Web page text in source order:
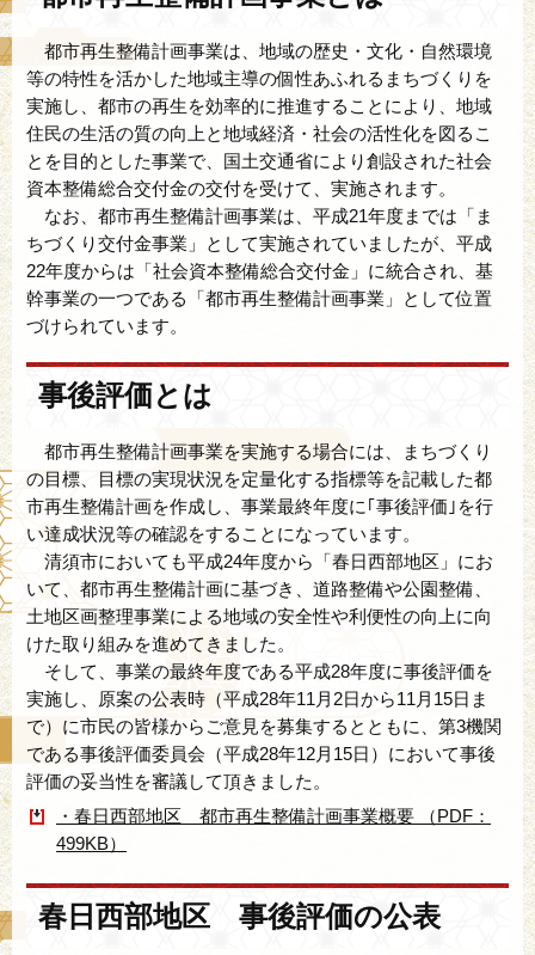
都市再生整備計画事業は、地域の歴史・文化・自然環境
等の特性を活かした地域主導の個性あふれるまちづくりを
実施し、都市の再生を効率的に推進することにより、地域
住民の生活の質の向上と地域経済・社会の活性化を図るこ
とを目的とした事業で、国土交通省により創設された社会
資本整備総合交付金の交付を受けて、実施されます。
なお、都市再生整備計画事業は、平成21年度までは「ま
ちづくり交付金事業」として実施されていましたが、平成
22年度からは「社会資本整備総合交付金」に統合され、基
幹事業の一つである「都市再生整備計画事業」として位置
づけられています。
事後評価とは
都市再生整備計画事業を実施する場合には、まちづくり
の目標、目標の実現状況を定量化する指標等を記載した都
市再生整備計画を作成し、事業最終年度に｢事後評価｣を行
い達成状況等の確認をすることになっています。
清須市においても平成24年度から「春日西部地区」にお
いて、都市再生整備計画に基づき、道路整備や公園整備、
土地区画整理事業による地域の安全性や利便性の向上に向
けた取り組みを進めてきました。
そして、事業の最終年度である平成28年度に事後評価を
実施し、原案の公表時（平成28年11月2日から11月15日ま
で）に市民の皆様からご意見を募集するとともに、第3機関
である事後評価委員会（平成28年12月15日）において事後
評価の妥当性を審議して頂きました。
・春日西部地区 都市再生整備計画事業概要 （PDF：
499KB）
春日西部地区 事後評価の公表